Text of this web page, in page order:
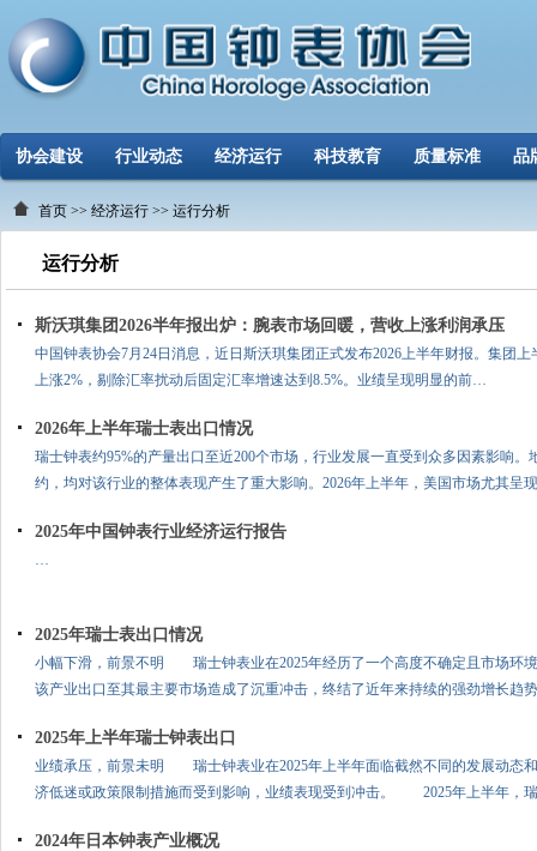
协会建设 行业动态 经济运行 科技教育 质量标准 品
首页 >> 经济运行 >> 运行分析
运行分析
斯沃琪集团2026半年报出炉：腕表市场回暖，营收上涨利润承压
中国钟表协会7月24日消息，近日斯沃琪集团正式发布2026上半年财报。集团
上涨2%，剔除汇率扰动后固定汇率增速达到8.5%。业绩呈现明显的前…
2026年上半年瑞士表出口情况
瑞士钟表约95%的产量出口至近200个市场，行业发展一直受到众多因素影响
约，均对该行业的整体表现产生了重大影响。2026年上半年，美国市场尤其呈
2025年中国钟表行业经济运行报告
…
2025年瑞士表出口情况
小幅下滑，前景不明 瑞士钟表业在2025年经历了一个高度不确定且市场环
该产业出口至其最主要市场造成了沉重冲击，终结了近年来持续的强劲增长趋
2025年上半年瑞士钟表出口
业绩承压，前景未明 瑞士钟表业在2025年上半年面临截然不同的发展动态
济低迷或政策限制措施而受到影响，业绩表现受到冲击。 2025年上半年，
2024年日本钟表产业概况